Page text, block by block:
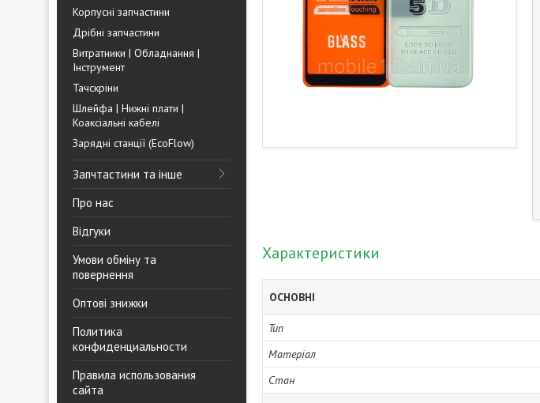
Корпусні запчастини
Дрібні запчастини
Витратники | Обладнання |
Інструмент
Тачскріни
Шлейфа | Нижні плати |
Коаксіальні кабелі
Зарядні станції (EcoFlow)
Запчтастини та інше
Про нас
Відгуки
Умови обміну та
повернення
Оптові знижки
Политика
конфиденциальности
Правила использования
сайта
Характеристики
ОСНОВНІ
Тип
Матеріал
Стан